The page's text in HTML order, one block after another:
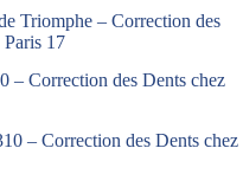
Triomphe – Correction des
17
– Correction des Dents chez
– Correction des Dents chez